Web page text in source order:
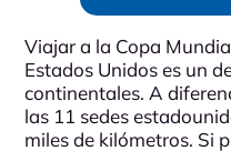
Viajar a la Copa
Estados Unidoses un
continentales. A
las 11 sedes
miles de kilómetros. Si